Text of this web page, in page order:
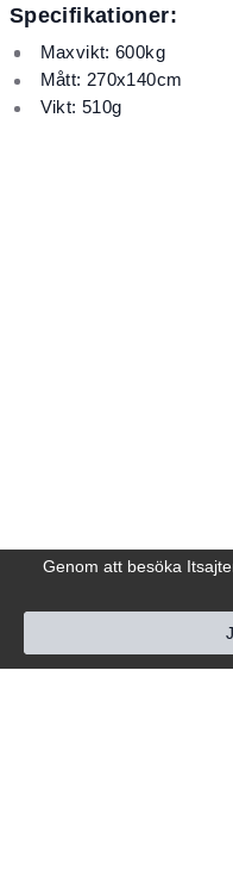
Genom att besöka
Specifikationer:
Maxvikt: 600kg
Mått: 270x140cm
Vikt: 510g